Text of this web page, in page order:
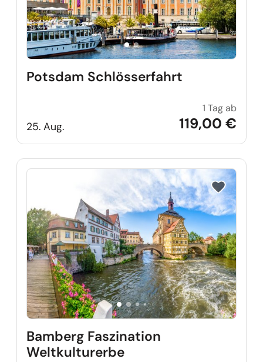
Potsdam Schlösserfahrt
25. Aug.
1 Tag ab
119,00 €
Reise auf
Bamberg Faszination
Weltkulturerbe